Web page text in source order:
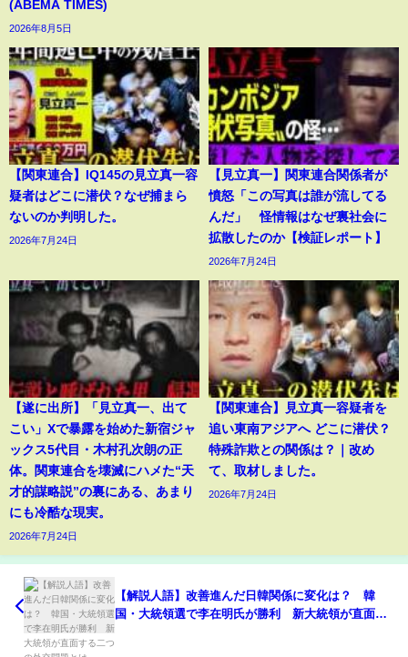
(ABEMA TIMES)
2026年8月5日
【関東連合】IQ145の見立真一容
疑者はどこに潜伏？なぜ捕まら
ないのか判明した。
2026年7月24日
【見立真一】関東連合関係者が
憤怒「この写真は誰が流してる
んだ」 怪情報はなぜ裏社会に
拡散したのか【検証レポート】
2026年7月24日
【遂に出所】「見立真一、出て
こい」Xで暴露を始めた新宿ジャ
ックス5代目・木村孔次朗の正
体。関東連合を壊滅にハメた“天
才的謀略説”の裏にある、あまり
にも冷酷な現実。
2026年7月24日
【関東連合】見立真一容疑者を
追い東南アジアへ どこに潜伏？
特殊詐欺との関係は？｜改め
て、取材しました。
2026年7月24日
【解説人語】改善進んだ日韓関係に変化は？ 韓
国・大統領選で李在明氏が勝利 新大統領が直面す